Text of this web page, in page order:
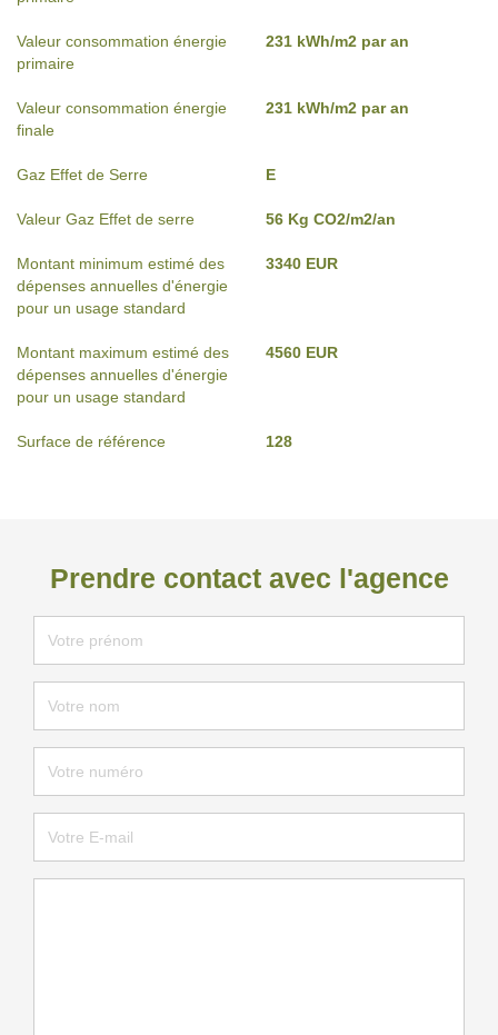
Valeur consommation énergie
primaire
231 kWh/m2 par an
Valeur consommation énergie
finale
231 kWh/m2 par an
Gaz Effet de Serre E
Valeur Gaz Effet de serre 56 Kg CO2/m2/an
Montant minimum estimé des
dépenses annuelles d'énergie
pour un usage standard
3340 EUR
Montant maximum estimé des
dépenses annuelles d'énergie
pour un usage standard
4560 EUR
Surface de référence 128
Prendre contact avec l'agence